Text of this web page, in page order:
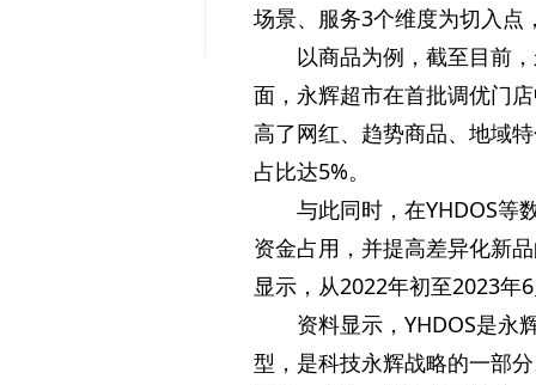
场景、服务3个维度为切入点
以商品为例，截至目前
面，永辉超市在首批调优门
高了网红、趋势商品、地域
占比达5%。
与此同时，在YHDOS等
资金占用，并提高差异化新
显示，从2022年初至2023年
资料显示，YHDOS是永
型，是科技永辉战略的一部